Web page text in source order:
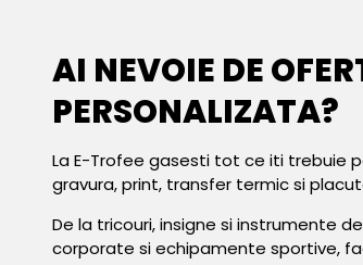
AI NEVOIE DE
PERSONALIZATA?
La E-Trofee gasesti tot ce iti trebuie
gravura, print, transfer termic si
De la tricouri, insigne si instrumente
corporate si echipamente sportive,